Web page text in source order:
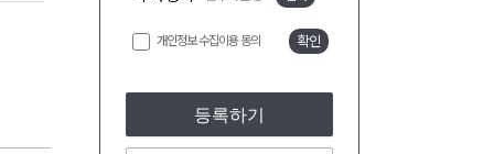
개인정보 수집이용 동의 확인
등록하기